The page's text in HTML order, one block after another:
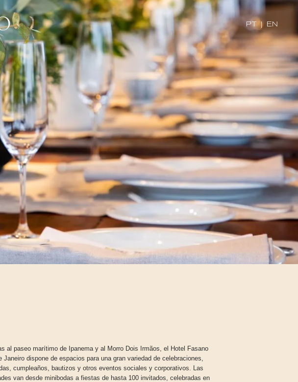
PT | EN
al paseo marítimo de Ipanema y al Morro Dois Irmãos, el Hotel Fasano
Janeiro dispone de espacios para una gran variedad de celebraciones,
cumpleaños, bautizos y otros eventos sociales y corporativos. Las
van desde minibodas a fiestas de hasta 100 invitados, celebradas en